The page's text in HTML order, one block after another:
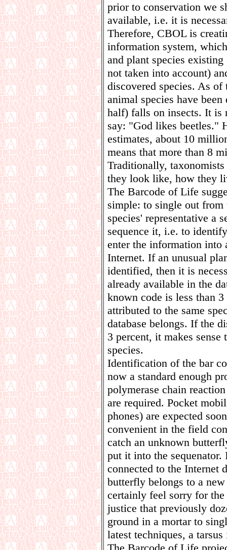
prior to conservation we
available, i.e. it is
Therefore, CBOL is
information system,
and plant species
not taken into account)
discovered species. As
animal species have
half) falls on insects. It is
say: "God likes beetles."
estimates, about 10
means that more than 8
Traditionally,
they look like, how they
The Barcode of Life
simple: to single out
species' representative a
sequence it, i.e. to
enter the information into
Internet. If an unusual
identified, then it is
already available in the
known code is less than
attributed to the same
database belongs. If the
3 percent, it makes
species.
Identification of the bar
now a standard enough
polymerase chain
are required. Pocket
phones) are expected
convenient in the field
catch an unknown
put it into the sequenator.
connected to the Internet
butterfly belongs to a
certainly feel sorry for
justice that previously
ground in a mortar to
latest techniques, a